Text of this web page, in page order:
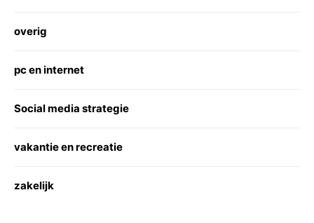
overig
pc en internet
Social media strategie
vakantie en recreatie
zakelijk